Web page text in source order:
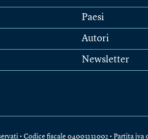
Paesi
Autori
Newsletter
• Codice fiscale 04003131002 • Partita iva